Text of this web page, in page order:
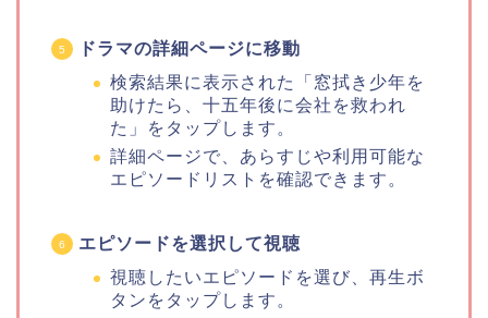
ドラマの詳細ページに移動
検索結果に表示された「窓拭き少年を
助けたら、十五年後に会社を救われ
た」をタップします。
詳細ページで、あらすじや利用可能な
エピソードリストを確認できます。
エピソードを選択して視聴
視聴したいエピソードを選び、再生ボ
タンをタップします。